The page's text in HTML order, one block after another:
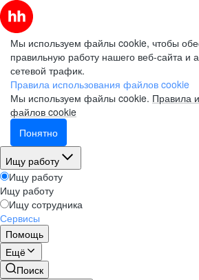
Мы используем файлы cookie, чтобы
правильную работу нашего веб-сайта и
сетевой трафик.
Правила использования файлов cookie
Мы используем файлы cookie. Правила
файлов cookie
Понятно
Ищу работу
Ищу работу
Ищу работу
Ищу сотрудника
Сервисы
Помощь
Ещё
Поиск